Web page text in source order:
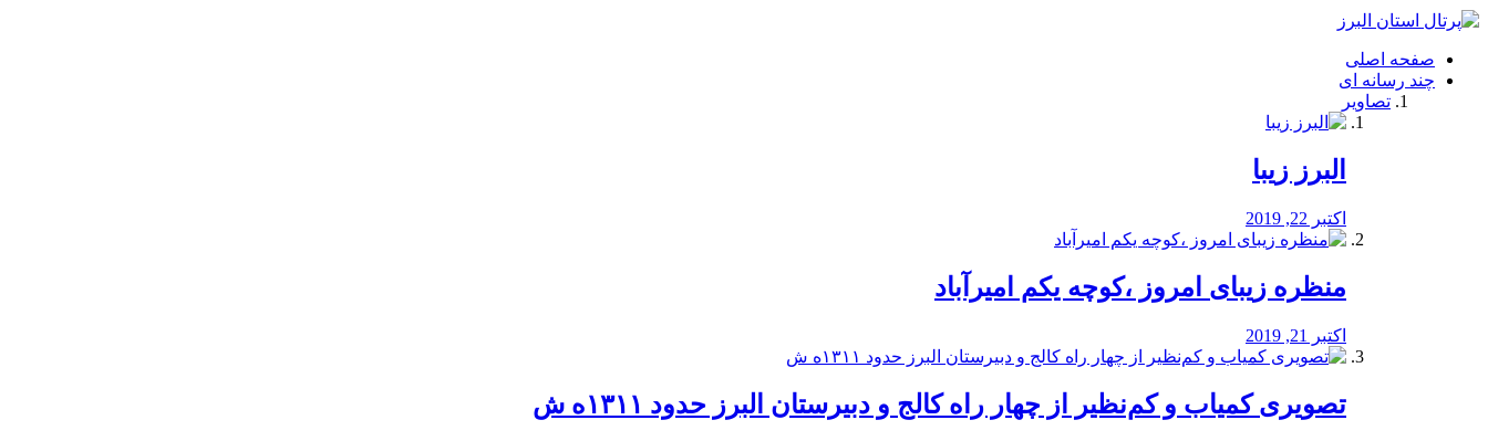
فصد
شرق
تهران
خشکشویی
صفحه اصلی
چند رسانه ای
تصاویر
البرز زیبا
اکتبر 22, 2019
منظره‌‌ زیبای امروز ،کوچه یکم امیرآباد
اکتبر 21, 2019
️تصویری کمیاب و کم‌نظیر از چهار راه كالج و دبيرستان البرز حدود ۱۳۱۱ه ش